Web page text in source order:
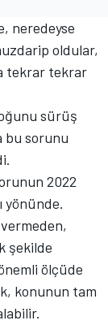
neredeyse
oldular,
tekrar tekrar
sürüş
bu sorunu
2022
yönünde.
şekilde
ölçüde
konunun tam